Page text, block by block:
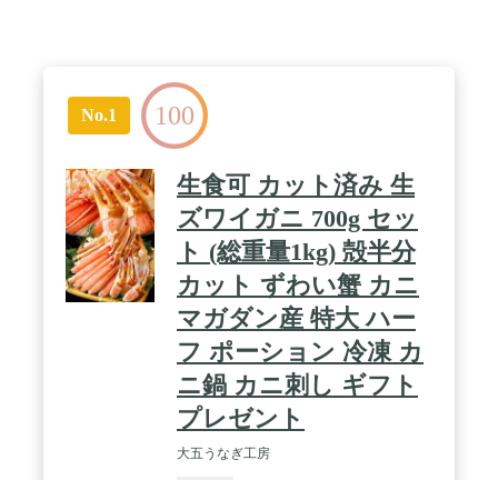
No.1 100
生食可 カット済み 生
ズワイガニ 700g セッ
ト (総重量1kg) 殻半分
カット ずわい蟹 カニ
マガダン産 特大 ハー
フ ポーション 冷凍 カ
ニ鍋 カニ刺し ギフト
プレゼント
大五うなぎ工房